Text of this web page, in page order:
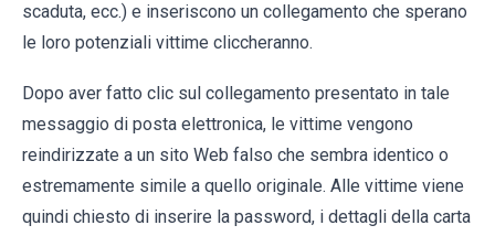
scaduta, ecc.) e inseriscono un collegamento che sperano
le loro potenziali vittime cliccheranno.
Dopo aver fatto clic sul collegamento presentato in tale
messaggio di posta elettronica, le vittime vengono
reindirizzate a un sito Web falso che sembra identico o
estremamente simile a quello originale. Alle vittime viene
quindi chiesto di inserire la password, i dettagli della carta